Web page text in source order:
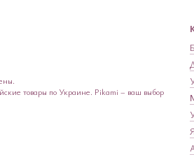
товары по Украине. Pikami – ваш выбор